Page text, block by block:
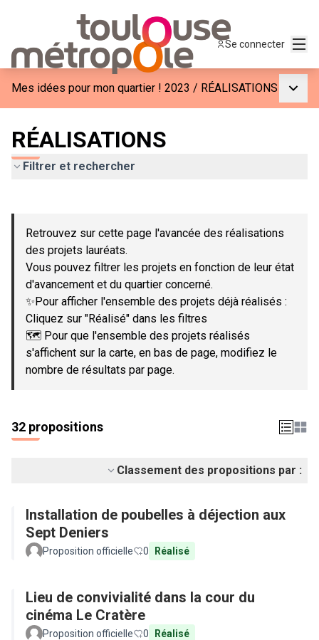
Se connecter
Mes idées pour mon quartier ! 2023 / RÉALISATIONS
RÉALISATIONS
Filtrer et rechercher
−
Retrouvez sur cette page l'avancée des réalisations
des projets lauréats.
Vous pouvez filtrer les projets en fonction de leur état
d'avancement et du quartier concerné.
✨Pour afficher l'ensemble des projets déjà réalisés :
Cliquez sur "Réalisé" dans les filtres
🗺️ Pour que l'ensemble des projets réalisés
s'affichent sur la carte, en bas de page, modifiez le
nombre de résultats par page.
32 propositions
Classement des propositions par :
Installation de poubelles à déjection aux
Sept Deniers
Proposition officielle 0 Réalisé
Lieu de convivialité dans la cour du
cinéma Le Cratère
Proposition officielle 0 Réalisé